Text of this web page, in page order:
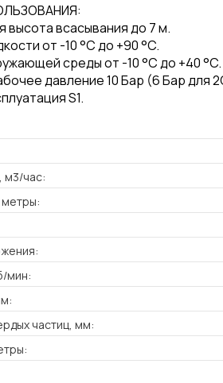
высота всасывания до 7 м.
от -10 °C до +90 °C.
среды от -10 °C до +40 °C.
давление 10 Бар (6 Бар для
S1.
м3/час:
мин:
частиц, мм: